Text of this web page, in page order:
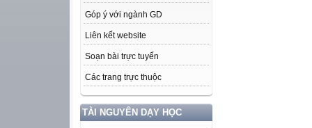
Góp ý với ngành GD
Liên kết website
Soạn bài trực tuyến
Các trang trực thuộc
TÀI NGUYÊN DẠY HỌC